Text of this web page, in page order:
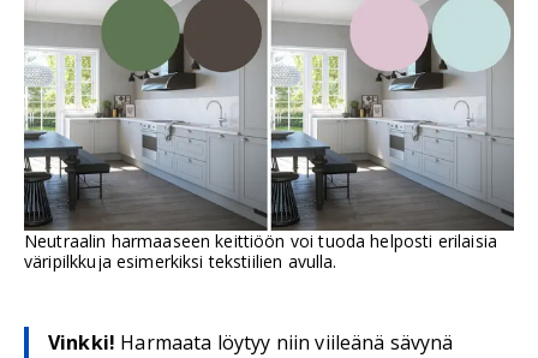
Neutraalin harmaaseen keittiöön voi tuoda helposti erilaisia
väripilkkuja esimerkiksi tekstiilien avulla.
Vinkki! Harmaata löytyy niin viileänä sävynä